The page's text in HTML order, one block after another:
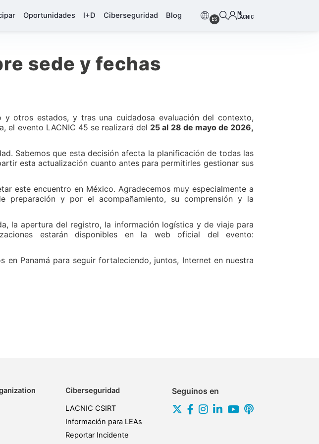
Oportunidades I+D Ciberseguridad Blog ES
Mi
LACNIC
sede y fechas
otros estados, y tras una cuidadosa evaluación del contexto,
el evento LACNIC 45 se realizará del 25 al 28 de mayo de 2026,
Sabemos que esta decisión afecta la planificación de todas las
esta actualización cuanto antes para permitirles gestionar sus
este encuentro en México. Agradecemos muy especialmente a
preparación y por el acompañamiento, su comprensión y la
la apertura del registro, la información logística y de viaje para
estarán disponibles en la web oficial del evento:
en Panamá para seguir fortaleciendo, juntos, Internet en nuestra
Ciberseguridad
LACNIC CSIRT
Información para LEAs
Reportar Incidente
Seguinos en